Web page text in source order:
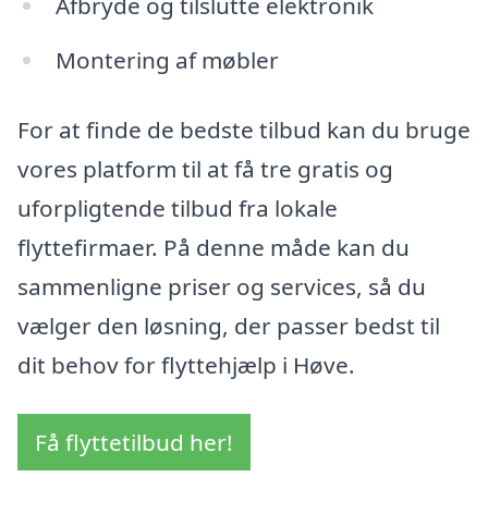
Montering af møbler
For at finde de bedste tilbud kan du bruge
vores platform til at få tre gratis og
uforpligtende tilbud fra lokale
flyttefirmaer. På denne måde kan du
sammenligne priser og services, så du
vælger den løsning, der passer bedst til
dit behov for flyttehjælp i Høve.
Få flyttetilbud her!